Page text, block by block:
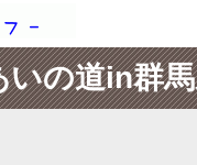
いの道in群